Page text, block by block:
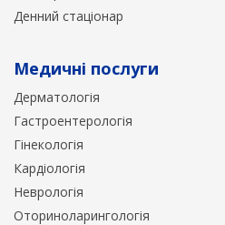
Денний стаціонар
Медичні послуги
Дерматологія
Гастроентерологія
Гінекологія
Кардіологія
Неврологія
Оториноларингологія